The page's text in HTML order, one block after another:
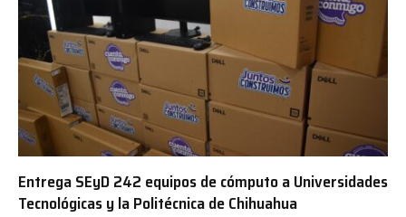
Entrega SEyD 242 equipos de cómputo a Universidades
Tecnológicas y la Politécnica de Chihuahua